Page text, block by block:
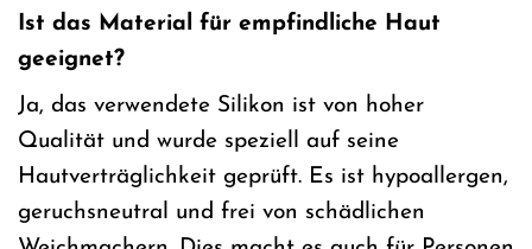
Ist das Material für empfindliche Haut
geeignet?
Ja, das verwendete Silikon ist von hoher
Qualität und wurde speziell auf seine
Hautverträglichkeit geprüft. Es ist hypoallergen,
geruchsneutral und frei von schädlichen